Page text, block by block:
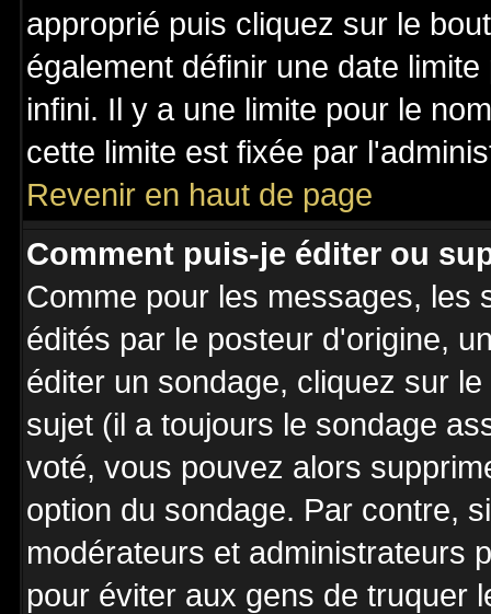
approprié puis cliquez sur le
également définir une date
infini. Il y a une limite pour le
cette limite est fixée par
Revenir en haut de page
Comment puis-je éditer ou
Comme pour les messages, les
édités par le posteur d'origine,
éditer un sondage, cliquez sur
sujet (il a toujours le sondage
voté, vous pouvez alors
option du sondage. Par contre,
modérateurs et administrateurs
pour éviter aux gens de truquer